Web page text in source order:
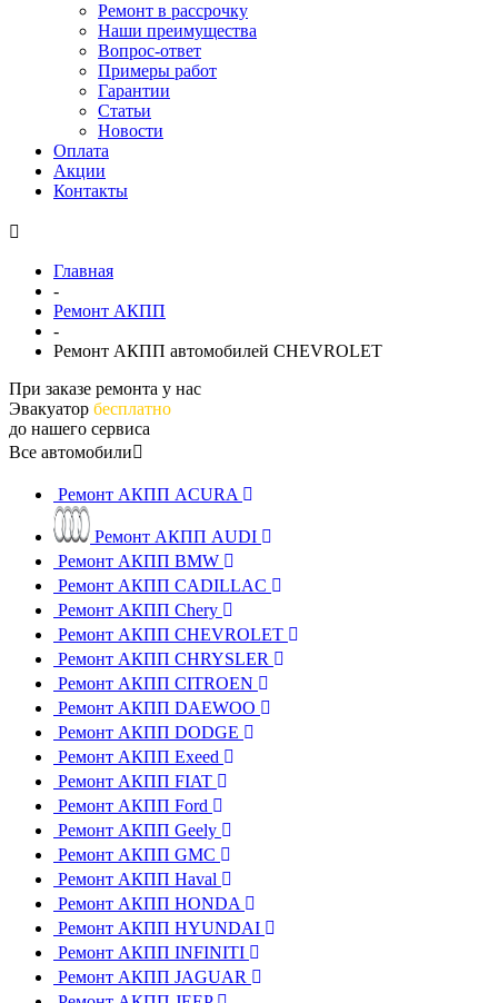
Ремонт в рассрочку
Наши преимущества
Вопрос-ответ
Примеры работ
Гарантии
Статьи
Новости
Оплата
Акции
Контакты
Главная
-
Ремонт АКПП
-
Ремонт АКПП автомобилей CHEVROLET
При заказе ремонта у нас
Эвакуатор бесплатно
до нашего сервиса
Все автомобили
Ремонт АКПП ACURA
Ремонт АКПП AUDI
Ремонт АКПП BMW
Ремонт АКПП CADILLAC
Ремонт АКПП Chery
Ремонт АКПП CHEVROLET
Ремонт АКПП CHRYSLER
Ремонт АКПП CITROEN
Ремонт АКПП DAEWOO
Ремонт АКПП DODGE
Ремонт АКПП Exeed
Ремонт АКПП FIAT
Ремонт АКПП Ford
Ремонт АКПП Geely
Ремонт АКПП GMC
Ремонт АКПП Haval
Ремонт АКПП HONDA
Ремонт АКПП HYUNDAI
Ремонт АКПП INFINITI
Ремонт АКПП JAGUAR